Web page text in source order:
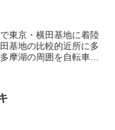
東京・横田基地に着陸
基地の比較的近所に多
摩湖の周囲を自転車で